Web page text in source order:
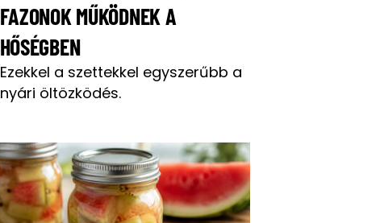
FAZONOK MŰKÖDNEK A
HŐSÉGBEN
Ezekkel a szettekkel egyszerűbb a
nyári öltözködés.